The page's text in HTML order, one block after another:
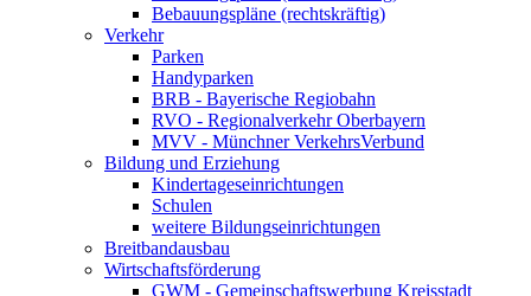
Bebauungspläne (rechtskräftig)
Verkehr
Parken
Handyparken
BRB - Bayerische Regiobahn
RVO - Regionalverkehr Oberbayern
MVV - Münchner VerkehrsVerbund
Bildung und Erziehung
Kindertageseinrichtungen
Schulen
weitere Bildungseinrichtungen
Breitbandausbau
Wirtschaftsförderung
GWM - Gemeinschaftswerbung Kreisstadt